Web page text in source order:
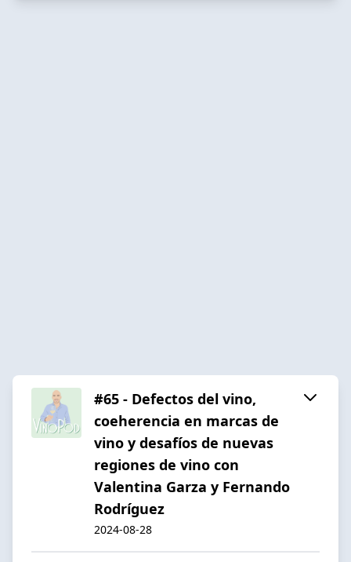
#65 - Defectos del vino,
coeherencia en marcas de
vino y desafíos de nuevas
regiones de vino con
Valentina Garza y Fernando
Rodríguez
2024-08-28